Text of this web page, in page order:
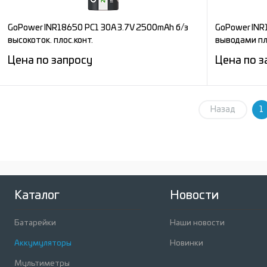
GoPower INR18650 PC1 30A 3.7V 2500mAh б/з
высокоток. плос.конт.
Цена по запросу
GoPower
выводами
Цена по
Назад 1
Каталог
Батарейки
Аккумуляторы
Мультиметры
Новости
Наши новости
Новинки